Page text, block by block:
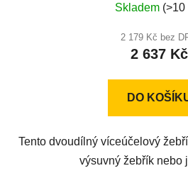
je
z
Skladem (>10
2 179 Kč bez
2 637 Kč
DO
Tento dvoudílný víceúčelový
výsuvný žebřík nebo